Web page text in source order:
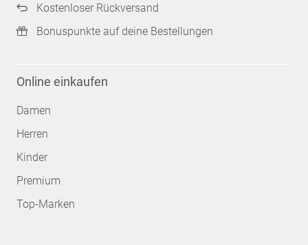
Kostenloser Rückversand
Bonuspunkte auf deine Bestellungen
Online einkaufen
Damen
Herren
Kinder
Premium
Top-Marken